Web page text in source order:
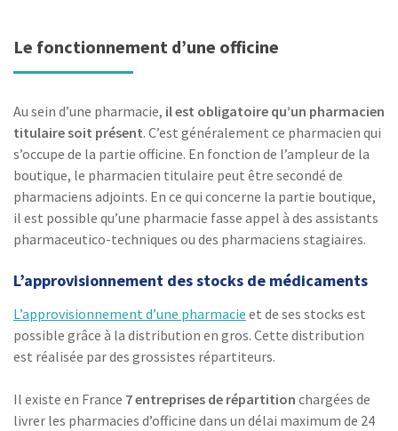
Le fonctionnement d’une officine
Au sein d’une pharmacie, il est obligatoire qu’un pharmacien
titulaire soit présent. C’est généralement ce pharmacien qui
s’occupe de la partie officine. En fonction de l’ampleur de la
boutique, le pharmacien titulaire peut être secondé de
pharmaciens adjoints. En ce qui concerne la partie boutique,
il est possible qu’une pharmacie fasse appel à des assistants
pharmaceutico-techniques ou des pharmaciens stagiaires.
L’approvisionnement des stocks de médicaments
L’approvisionnement d’une pharmacie et de ses stocks est
possible grâce à la distribution en gros. Cette distribution
est réalisée par des grossistes répartiteurs.
Il existe en France 7 entreprises de répartition chargées de
livrer les pharmacies d’officine dans un délai maximum de 24